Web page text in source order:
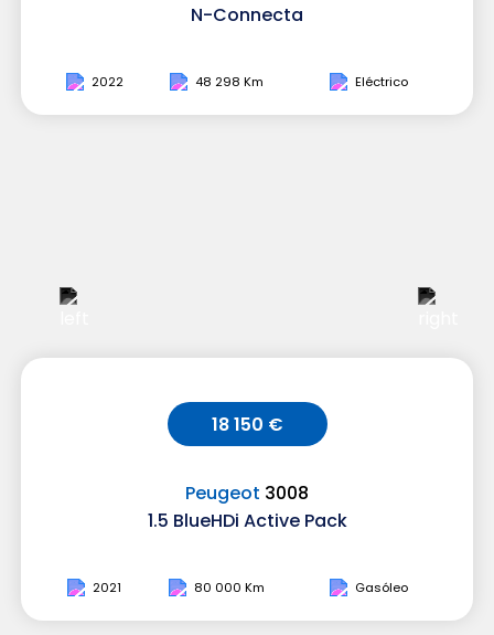
N-Connecta
2022 48 298 Km Eléctrico
18 150 €
Peugeot 3008
1.5 BlueHDi Active Pack
2021 80 000 Km Gasóleo